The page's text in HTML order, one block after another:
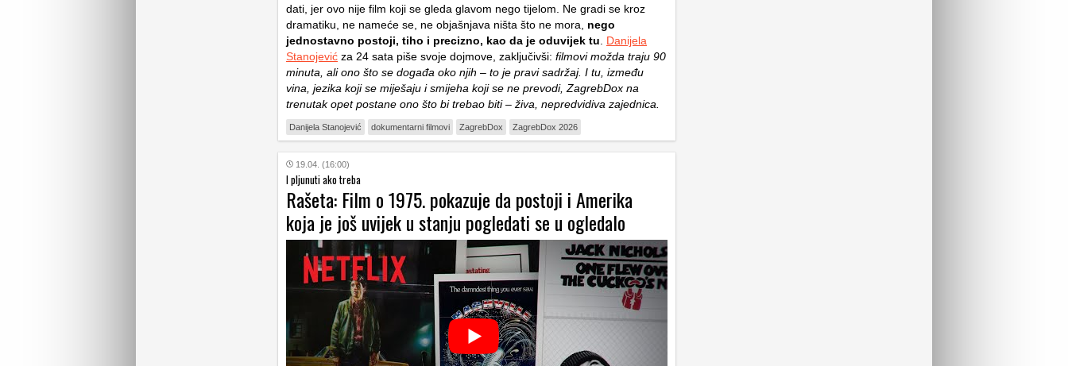
dati, jer ovo nije film koji se gleda glavom nego tijelom. Ne gradi se kroz
dramatiku, ne nameće se, ne objašnjava ništa što ne mora, nego
jednostavno postoji, tiho i precizno, kao da je oduvijek tu
Danijela
Stanojević za 24 sata piše svoje dojmove, zaključivši: filmovi možda traju 90
minuta, ali ono što se događa oko njih – to je pravi sadržaj. I tu, između
vina, jezika koji se miješaju i smijeha koji se ne prevodi, ZagrebDox na
trenutak opet postane ono što bi trebao biti – živa, nepredvidiva zajednica.
Danijela Stanojević dokumentarni filmovi ZagrebDox ZagrebDox 2026
19.04. (16:00)
I pljunuti ako treba
Rašeta: Film o 1975. pokazuje da postoji i Amerika
koja je još uvijek u stanju pogledati se u ogledalo